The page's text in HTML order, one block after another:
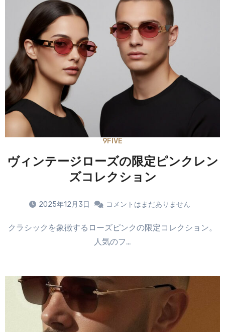
9FIVE
ヴィンテージローズの限定ピンクレン
ズコレクション
2025年12月3日 コメントはまだありません
クラシックを象徴するローズピンクの限定コレクション。
人気のフ…